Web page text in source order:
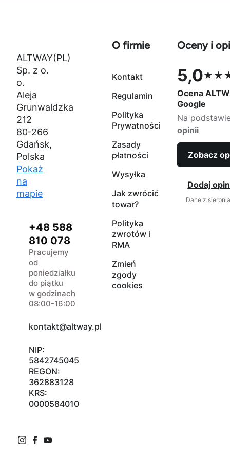
ALTWAY(PL)
Sp. z o.
o.
Aleja
Grunwaldzka
212
80-266
Gdańsk,
Polska
Pokaż
na
mapie
+48 588
810 078
Pracujemy
od
poniedziałku
do piątku
w godzinach
08:00-16:00
kontakt@altway.pl
NIP:
5842745045
REGON:
362883128
KRS:
0000584010
O firmie
Kontakt
Regulamin
Polityka
Prywatności
Zasady
płatności
Wysyłka
Jak zwrócić
towar?
Polityka
zwrotów i
RMA
Zmień
zgody
cookies
Oceny i
5,0
Ocena 5,0
Ocena
Google
Na
opinii
Zobacz
Dodaj
Dane z